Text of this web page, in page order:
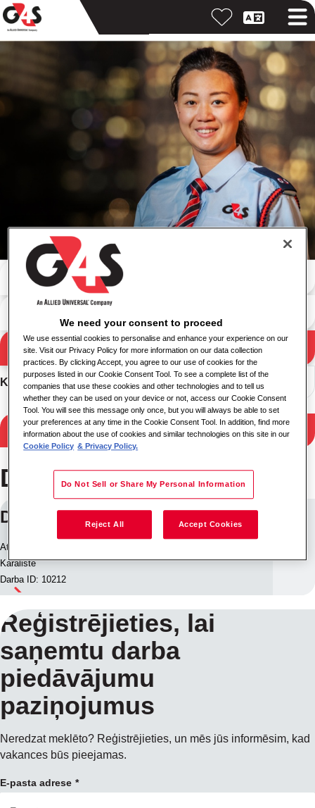
Meklēšanas rezultāti
Meklēt pēc atslēgvārda
Meklēt pēc atrašanās vietas
Meklēt
Kārtot
Filtrēt rezultātus
Darbs Mančestra
Delivery Driver
Atrašanās vieta: Mančestra, Lielbritānijas un Ziemeļīrijas Apvienotā
Karaliste
Darba ID: 10212
Reģistrējieties, lai
saņemtu darba
piedāvājumu
paziņojumus
Neredzat meklēto? Reģistrējieties, un mēs jūs informēsim, kad
vakances būs pieejamas.
E-pasta adrese
We need your consent to proceed
We use essential cookies to personalise and enhance your experience on our
site. Visit our Privacy Policy for more information on our data collection
practices. By clicking Accept, you agree to our use of cookies for the
purposes listed in our Cookie Consent Tool. To see a complete list of the
companies that use these cookies and other technologies and to tell us
whether they can be used on your device or not, access our Cookie Consent
Tool. You will see this message only once, but you will always be able to set
your preferences at any time in the Cookie Consent Tool. In addition, find more
information about the use of cookies and similar technologies on this site in our
Cookie Policy & Privacy Policy.
Do Not Sell or Share My Personal Information
Reject All Accept Cookies